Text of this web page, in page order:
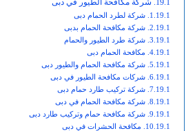
شركة مكافحة الطيور في دبى
شركة لطرد الحمام دبى
شركة مكافحة الحمام بدبى
شركة طرد الطيور والحمام
مكافحة الحمام دبى
شركة مكافحة الحمام والطيور دبى
شركات مكافحة الطيور في دبى
شركة تركيب طارد حمام دبى
شركة مكافحة الحمام في دبى
شركة مكافحة حمام وتركيب طارد دبى
مكافحة الحشرات في دبى